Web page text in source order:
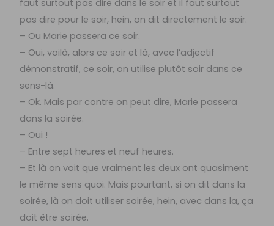
faut surtout pas dire dans le soir et il faut surtout
pas dire pour le soir, hein, on dit directement le soir.
– Ou Marie passera ce soir.
– Oui, voilà, alors ce soir et là, avec l’adjectif
démonstratif, ce soir, on utilise plutôt soir dans ce
sens-là.
– Ok. Mais par contre on peut dire, Marie passera
dans la soirée.
– Oui !
– Entre sept heures et neuf heures.
– Et là on voit que vraiment les deux ont quasiment
le même sens quoi. Mais pourtant, si on dit dans la
soirée, là on doit utiliser soirée, hein, avec dans la, ça
doit être soirée.